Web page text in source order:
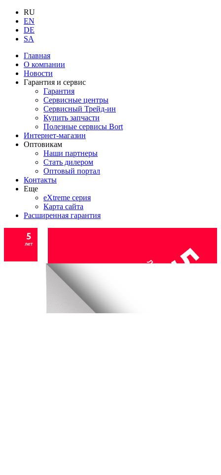
RU
EN
DE
SA
Главная
О компании
Новости
Гарантия и сервис
Гарантия
Сервисные центры
Сервисный Трейд-ин
Купить запчасти
Полезные сервисы Bort
Интернет-магазин
Оптовикам
Наши партнеры
Стать дилером
Оптовый портал
Контакты
Еще
eXtreme серия
Карта сайта
Расширенная гарантия